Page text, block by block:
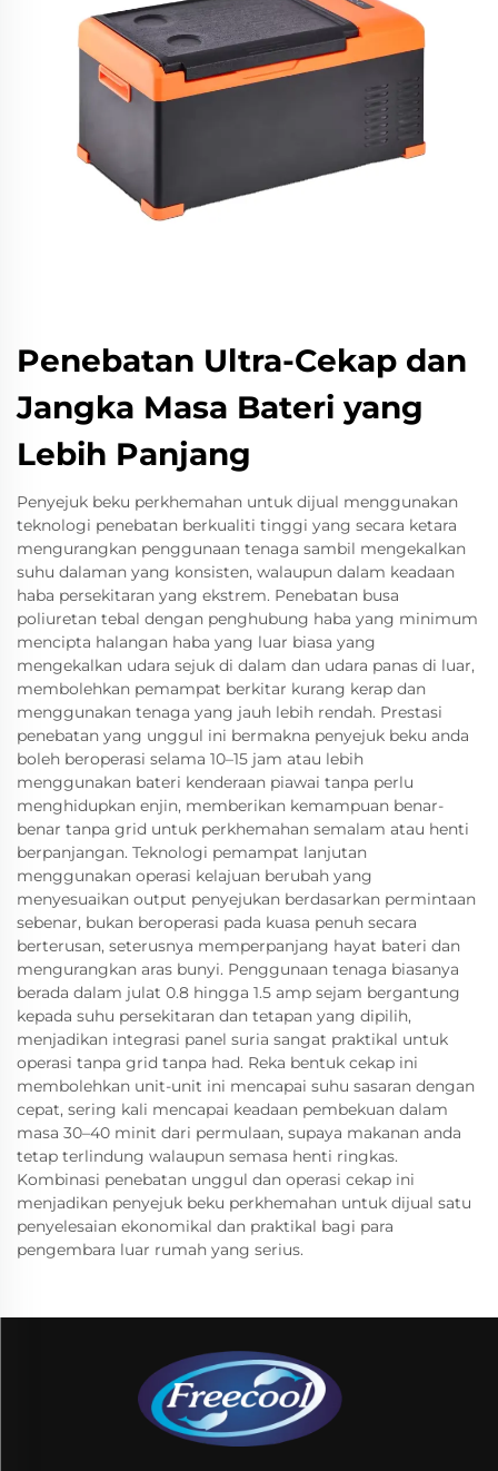
Penebatan Ultra-Cekap dan
Jangka Masa Bateri yang
Lebih Panjang
Penyejuk beku perkhemahan untuk dijual menggunakan
teknologi penebatan berkualiti tinggi yang secara ketara
mengurangkan penggunaan tenaga sambil mengekalkan
suhu dalaman yang konsisten, walaupun dalam keadaan
haba persekitaran yang ekstrem. Penebatan busa
poliuretan tebal dengan penghubung haba yang minimum
mencipta halangan haba yang luar biasa yang
mengekalkan udara sejuk di dalam dan udara panas di luar,
membolehkan pemampat berkitar kurang kerap dan
menggunakan tenaga yang jauh lebih rendah. Prestasi
penebatan yang unggul ini bermakna penyejuk beku anda
boleh beroperasi selama 10–15 jam atau lebih
menggunakan bateri kenderaan piawai tanpa perlu
menghidupkan enjin, memberikan kemampuan benar-
benar tanpa grid untuk perkhemahan semalam atau henti
berpanjangan. Teknologi pemampat lanjutan
menggunakan operasi kelajuan berubah yang
menyesuaikan output penyejukan berdasarkan permintaan
sebenar, bukan beroperasi pada kuasa penuh secara
berterusan, seterusnya memperpanjang hayat bateri dan
mengurangkan aras bunyi. Penggunaan tenaga biasanya
berada dalam julat 0.8 hingga 1.5 amp sejam bergantung
kepada suhu persekitaran dan tetapan yang dipilih,
menjadikan integrasi panel suria sangat praktikal untuk
operasi tanpa grid tanpa had. Reka bentuk cekap ini
membolehkan unit-unit ini mencapai suhu sasaran dengan
cepat, sering kali mencapai keadaan pembekuan dalam
masa 30–40 minit dari permulaan, supaya makanan anda
tetap terlindung walaupun semasa henti ringkas.
Kombinasi penebatan unggul dan operasi cekap ini
menjadikan penyejuk beku perkhemahan untuk dijual satu
penyelesaian ekonomikal dan praktikal bagi para
pengembara luar rumah yang serius.